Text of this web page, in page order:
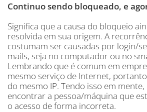
Continuo sendo bloqueado, e
Significa que a causa do bloqueio
resolvida em sua origem. A
costumam ser causadas por login/
mails, seja no computador ou no
Lembrando que é comum em
mesmo serviço de Internet,
do mesmo IP. Tendo isso em
encontrar a pessoa/máquina que
o acesso de forma incorreta.